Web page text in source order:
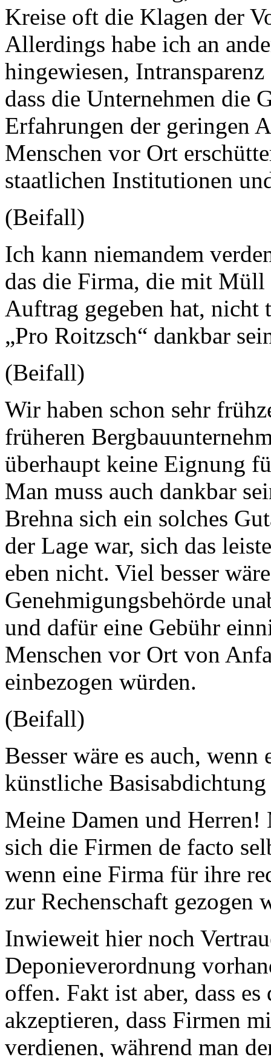
Kreise oft die Klagen der
Allerdings habe ich an
hingewiesen,
dass die Unternehmen die
Erfahrungen der geringen
Menschen vor Ort
staatlichen Institutionen
(Beifall)
Ich kann niemandem
das die Firma, die mit
Auftrag gegeben hat,
„Pro Roitzsch“ dankbar
(Beifall)
Wir haben schon sehr
früheren
überhaupt keine Eignung
Man muss auch dankbar
Brehna sich ein solches
der Lage war, sich das
eben nicht. Viel besser
Genehmigungsbehörde
und dafür eine Gebühr
Menschen vor Ort von
einbezogen würden.
(Beifall)
Besser wäre es auch,
künstliche
Meine Damen und Herren!
sich die Firmen de facto
wenn eine Firma für ihre
zur Rechenschaft gezogen
Inwieweit hier noch
Deponieverordnung
offen. Fakt ist aber, dass
akzeptieren, dass Firmen
verdienen, während man